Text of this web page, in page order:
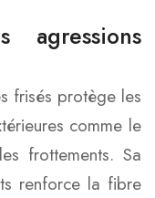
agressions
frisés protège les
comme le
frottements. Sa
renforce la fibre